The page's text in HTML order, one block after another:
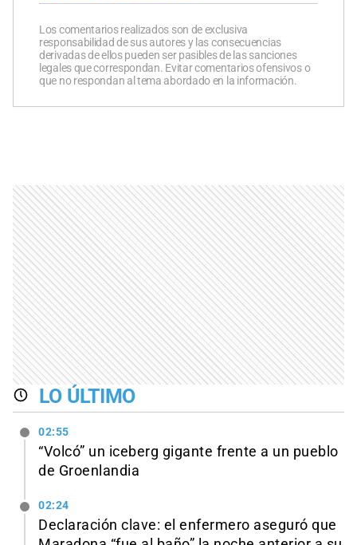
Los comentarios realizados son de exclusiva
responsabilidad de sus autores y las consecuencias
derivadas de ellos pueden ser pasibles de las sanciones
legales que correspondan. Evitar comentarios ofensivos o
que no respondan al tema abordado en la información.
LO ÚLTIMO
02:55
“Volcó” un iceberg gigante frente a un pueblo
de Groenlandia
02:24
Declaración clave: el enfermero aseguró que